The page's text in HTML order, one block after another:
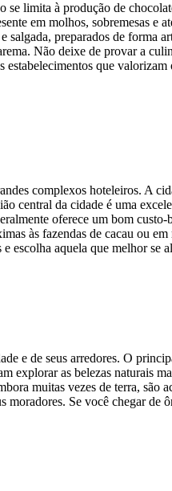
limita à produção de
em molhos, sobremesas e
preparados de forma
Não deixe de provar a
que valorizam
complexos hoteleiros. A
central da cidade é uma
oferece um bom
às fazendas de cacau ou
aquela que melhor se
e de seus arredores. O
explorar as belezas naturais
muitas vezes de terra, são
Se você chegar de